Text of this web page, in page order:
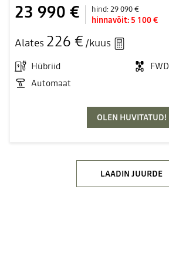
23 990 € hind:29 090 €
hinnavõit: 5 100 €
Alates 226 € /kuus
Hübriid
FWD
Automaat
OLEN HUVITATUD!
LAADIN JUURDE